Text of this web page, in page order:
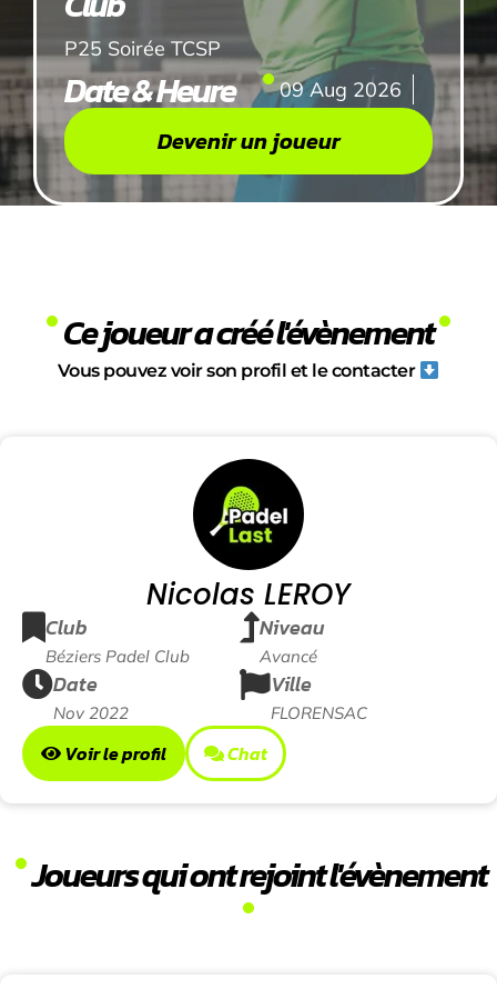
P25 Soirée TCSP
Date & Heure 09 Aug 2026
Devenir un joueur
Ce joueur a créé l'évènement
Vous pouvez voir son profil et le contacter
Nicolas LEROY
Club
Béziers Padel Club
Niveau
Avancé
Date
Nov 2022
Ville
FLORENSAC
Voir le profil Chat
Joueurs qui ont rejoint l'évènement